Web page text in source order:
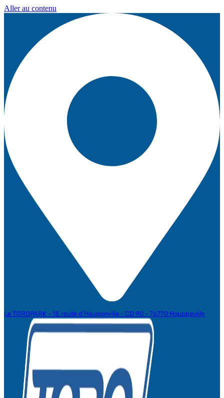
Aller au contenu
Le TOROPARK - 15 route d'Houppeville - CD 90 - 76770 Houppeville